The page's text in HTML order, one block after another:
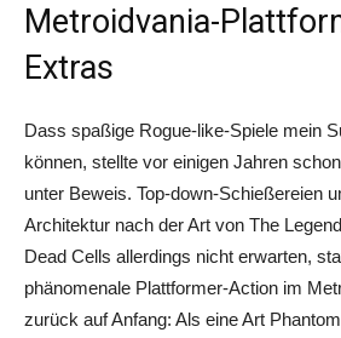
Metroidvania-
Extras
Dass spaßige Rogue-like-Spiele mein
können, stellte vor einigen Jahren
unter Beweis. Top-down-Schießereien
Architektur nach der Art von The
Dead Cells allerdings nicht erwarten,
phänomenale Plattformer-Action im
zurück auf Anfang: Als eine Art